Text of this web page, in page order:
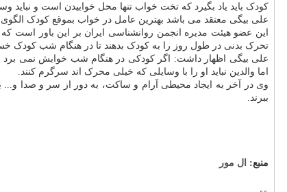
کودک باید یاد بگیرد که تخت خواب تنها محل خوابیدن است و
علی بیگی معتقد می باشد بهترین عامل در خواب بموقع کودک الگوی
این عضو هیئت مدیره انجمن روانشناسی ایران بر این باور است
تحرک بدنی در طول روز را به کودک بدهند تا در هنگام شب کودک
علی بیگی اظهار داشت: اگر کودکی در هنگام شب خوابش نمی برد
اما والدین نباید او را با وسایلی که خیلی محرک اند سرگرم کنند.
وی در آخر به ایجاد محیطی آرام و ساکت، به دور از سر و صدا
ببرند.
منبع: ال مور